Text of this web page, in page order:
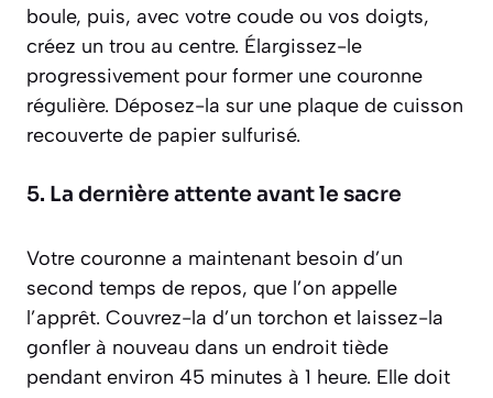
boule, puis, avec votre coude ou vos doigts,
créez un trou au centre. Élargissez-le
progressivement pour former une couronne
régulière. Déposez-la sur une plaque de cuisson
recouverte de papier sulfurisé.
5. La dernière attente avant le sacre
Votre couronne a maintenant besoin d’un
second temps de repos, que l’on appelle
l’apprêt. Couvrez-la d’un torchon et laissez-la
gonfler à nouveau dans un endroit tiède
pendant environ 45 minutes à 1 heure. Elle doit